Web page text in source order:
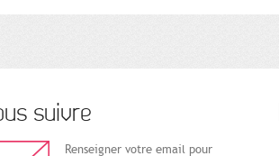
suivre
Renseigner votre email pour